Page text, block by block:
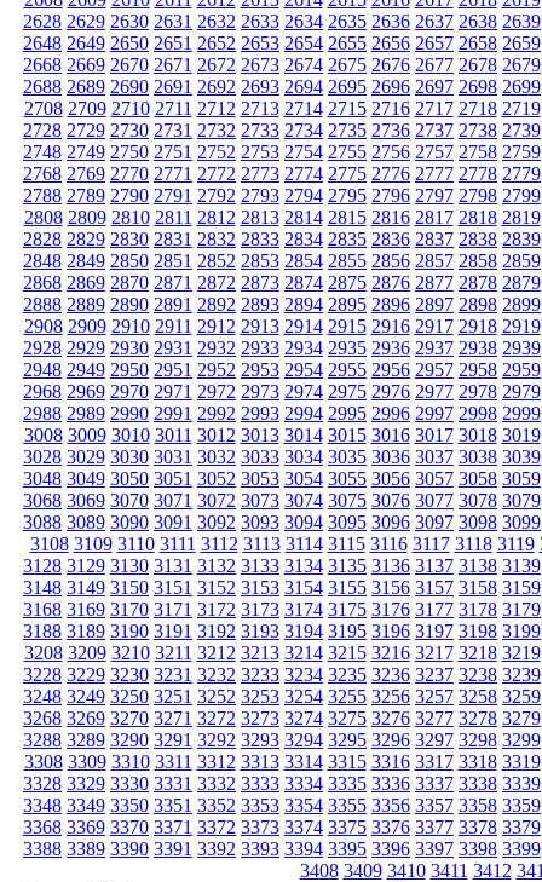
2628 2629 2630 2631 2632 2633 2634 2635 2636 2637 2638 2639
2648 2649 2650 2651 2652 2653 2654 2655 2656 2657 2658 2659
2668 2669 2670 2671 2672 2673 2674 2675 2676 2677 2678 2679
2688 2689 2690 2691 2692 2693 2694 2695 2696 2697 2698 2699
2708 2709 2710 2711 2712 2713 2714 2715 2716 2717 2718 2719
2728 2729 2730 2731 2732 2733 2734 2735 2736 2737 2738 2739
2748 2749 2750 2751 2752 2753 2754 2755 2756 2757 2758 2759
2768 2769 2770 2771 2772 2773 2774 2775 2776 2777 2778 2779
2788 2789 2790 2791 2792 2793 2794 2795 2796 2797 2798 2799
2808 2809 2810 2811 2812 2813 2814 2815 2816 2817 2818 2819
2828 2829 2830 2831 2832 2833 2834 2835 2836 2837 2838 2839
2848 2849 2850 2851 2852 2853 2854 2855 2856 2857 2858 2859
2868 2869 2870 2871 2872 2873 2874 2875 2876 2877 2878 2879
2888 2889 2890 2891 2892 2893 2894 2895 2896 2897 2898 2899
2908 2909 2910 2911 2912 2913 2914 2915 2916 2917 2918 2919
2928 2929 2930 2931 2932 2933 2934 2935 2936 2937 2938 2939
2948 2949 2950 2951 2952 2953 2954 2955 2956 2957 2958 2959
2968 2969 2970 2971 2972 2973 2974 2975 2976 2977 2978 2979
2988 2989 2990 2991 2992 2993 2994 2995 2996 2997 2998 2999
3008 3009 3010 3011 3012 3013 3014 3015 3016 3017 3018 3019
3028 3029 3030 3031 3032 3033 3034 3035 3036 3037 3038 3039
3048 3049 3050 3051 3052 3053 3054 3055 3056 3057 3058 3059
3068 3069 3070 3071 3072 3073 3074 3075 3076 3077 3078 3079
3088 3089 3090 3091 3092 3093 3094 3095 3096 3097 3098 3099
3108 3109 3110 3111 3112 3113 3114 3115 3116 3117 3118 3119
3128 3129 3130 3131 3132 3133 3134 3135 3136 3137 3138 3139
3148 3149 3150 3151 3152 3153 3154 3155 3156 3157 3158 3159
3168 3169 3170 3171 3172 3173 3174 3175 3176 3177 3178 3179
3188 3189 3190 3191 3192 3193 3194 3195 3196 3197 3198 3199
3208 3209 3210 3211 3212 3213 3214 3215 3216 3217 3218 3219
3228 3229 3230 3231 3232 3233 3234 3235 3236 3237 3238 3239
3248 3249 3250 3251 3252 3253 3254 3255 3256 3257 3258 3259
3268 3269 3270 3271 3272 3273 3274 3275 3276 3277 3278 3279
3288 3289 3290 3291 3292 3293 3294 3295 3296 3297 3298 3299
3308 3309 3310 3311 3312 3313 3314 3315 3316 3317 3318 3319
3328 3329 3330 3331 3332 3333 3334 3335 3336 3337 3338 3339
3348 3349 3350 3351 3352 3353 3354 3355 3356 3357 3358 3359
3368 3369 3370 3371 3372 3373 3374 3375 3376 3377 3378 3379
3388 3389 3390 3391 3392 3393 3394 3395 3396 3397 3398 3399
3408 3409 3410 3411 3412